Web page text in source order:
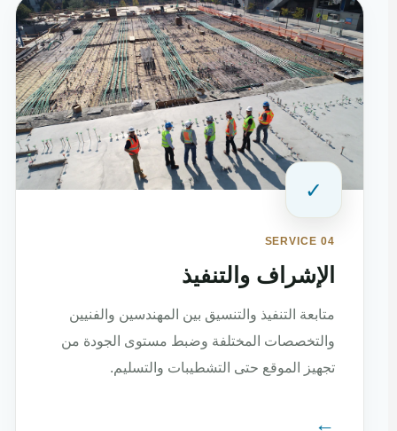
✓
SERVICE 04
الإشراف والتنفيذ
متابعة التنفيذ والتنسيق بين المهندسين والفنيين
والتخصصات المختلفة وضبط مستوى الجودة من
تجهيز الموقع حتى التشطيبات والتسليم.
←